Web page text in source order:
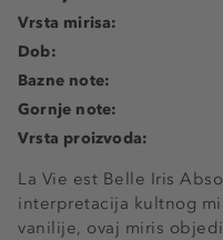
La Vie est Belle Iris
interpretacija kultnog
vanilije, ovaj miris
Vrsta mirisa:
Dob:
Bazne note:
Gornje note:
Vrsta proizvoda: